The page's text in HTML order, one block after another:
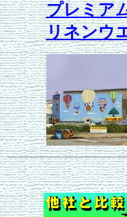
プレミア
リネンウ